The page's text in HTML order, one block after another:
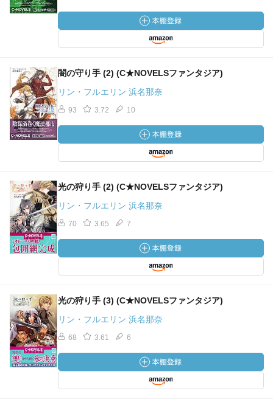
闇の守り手 (2) (C★NOVELSファンタジア)
リン・フルエリン 浜名那奈
93 3.72 10
光の狩り手 (2) (C★NOVELSファンタジア)
リン・フルエリン 浜名那奈
70 3.65 7
光の狩り手 (3) (C★NOVELSファンタジア)
リン・フルエリン 浜名那奈
68 3.61 6